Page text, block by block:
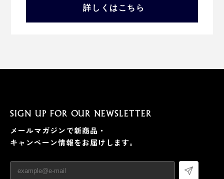
詳しくはこちら
SIGN UP FOR OUR NEWSLETTER
メールマガジンで新商品・
キャンペーン情報をお届けします。